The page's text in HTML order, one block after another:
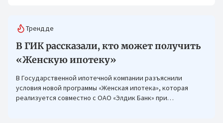
Трендде
В ГИК рассказали, кто может получить
«Женскую ипотеку»
В Государственной ипотечной компании разъяснили
условия новой программы «Женская ипотека», которая
реализуется совместно с ОАО «Элдик Банк» при